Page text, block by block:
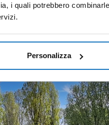
i quali potrebbero
Personalizza